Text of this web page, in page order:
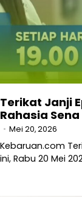
Terikat Janji
Rahasia
Mei 20, 2026
Kebaruan.com
ini, Rabu 20 Mei